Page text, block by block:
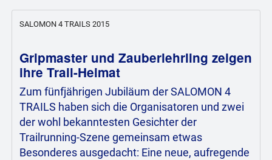
SALOMON 4 TRAILS 2015
Gripmaster und Zauberlehrling zeigen
ihre Trail-Heimat
Zum fünfjährigen Jubiläum der SALOMON 4
TRAILS haben sich die Organisatoren und zwei
der wohl bekanntesten Gesichter der
Trailrunning-Szene gemeinsam etwas
Besonderes ausgedacht: Eine neue, aufregende